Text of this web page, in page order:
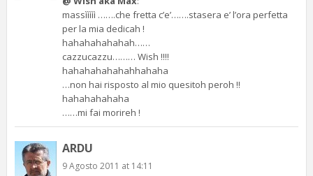
massììììì …….che fretta c’e’…….stasera e’ l’ora perfetta
per la mia dedicah !
hahahahahahah……
cazzucazzu……… Wish !!!!
hahahahahahahhahaha
…non hai risposto al mio quesitoh peroh !!
hahahahahaha
……mi fai morireh !
ARDU
9 Agosto 2011 at 14:11